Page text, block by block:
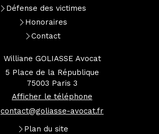
Défense des victimes
Honoraires
Contact
Williane GOLIASSE Avocat
5 Place de la République
75003 Paris 3
Afficher le téléphone
contact@goliasse-avocat.fr
Plan du site